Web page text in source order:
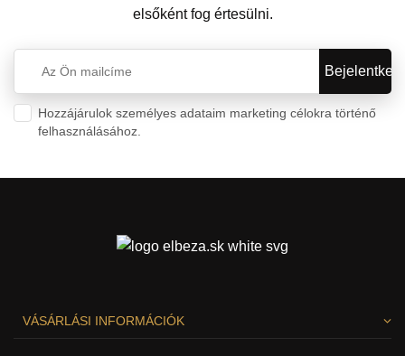
elsőként fog értesülni.
Hozzájárulok személyes adataim marketing célokra történő
felhasználásához.
VÁSÁRLÁSI INFORMÁCIÓK